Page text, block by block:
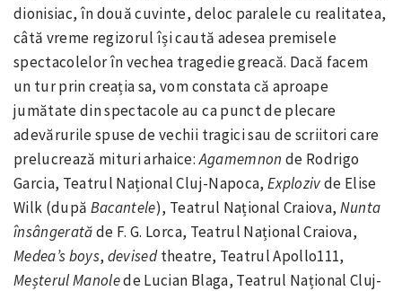
dionisiac, în două cuvinte, deloc paralele cu realitatea,
câtă vreme regizorul își caută adesea premisele
spectacolelor în vechea tragedie greacă. Dacă facem
un tur prin creația sa, vom constata că aproape
jumătate din spectacole au ca punct de plecare
adevărurile spuse de vechii tragici sau de scriitori care
prelucrează mituri arhaice:Agamemnon de Rodrigo
Garcia, Teatrul Național Cluj-Napoca, Explozivde Elise
Wilk (după Bacantele), Teatrul Național Craiova, Nunta
însângeratăde F. G. Lorca, Teatrul Național Craiova,
Medea’s boys, devisedtheatre, Teatrul Apollo111,
Meșterul Manolede Lucian Blaga, Teatrul Național Cluj-